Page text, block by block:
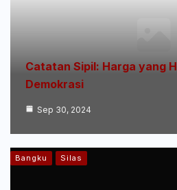
Catatan Sipil: Harga yang
Demokrasi
Sep 30, 2024
Bangku Silas